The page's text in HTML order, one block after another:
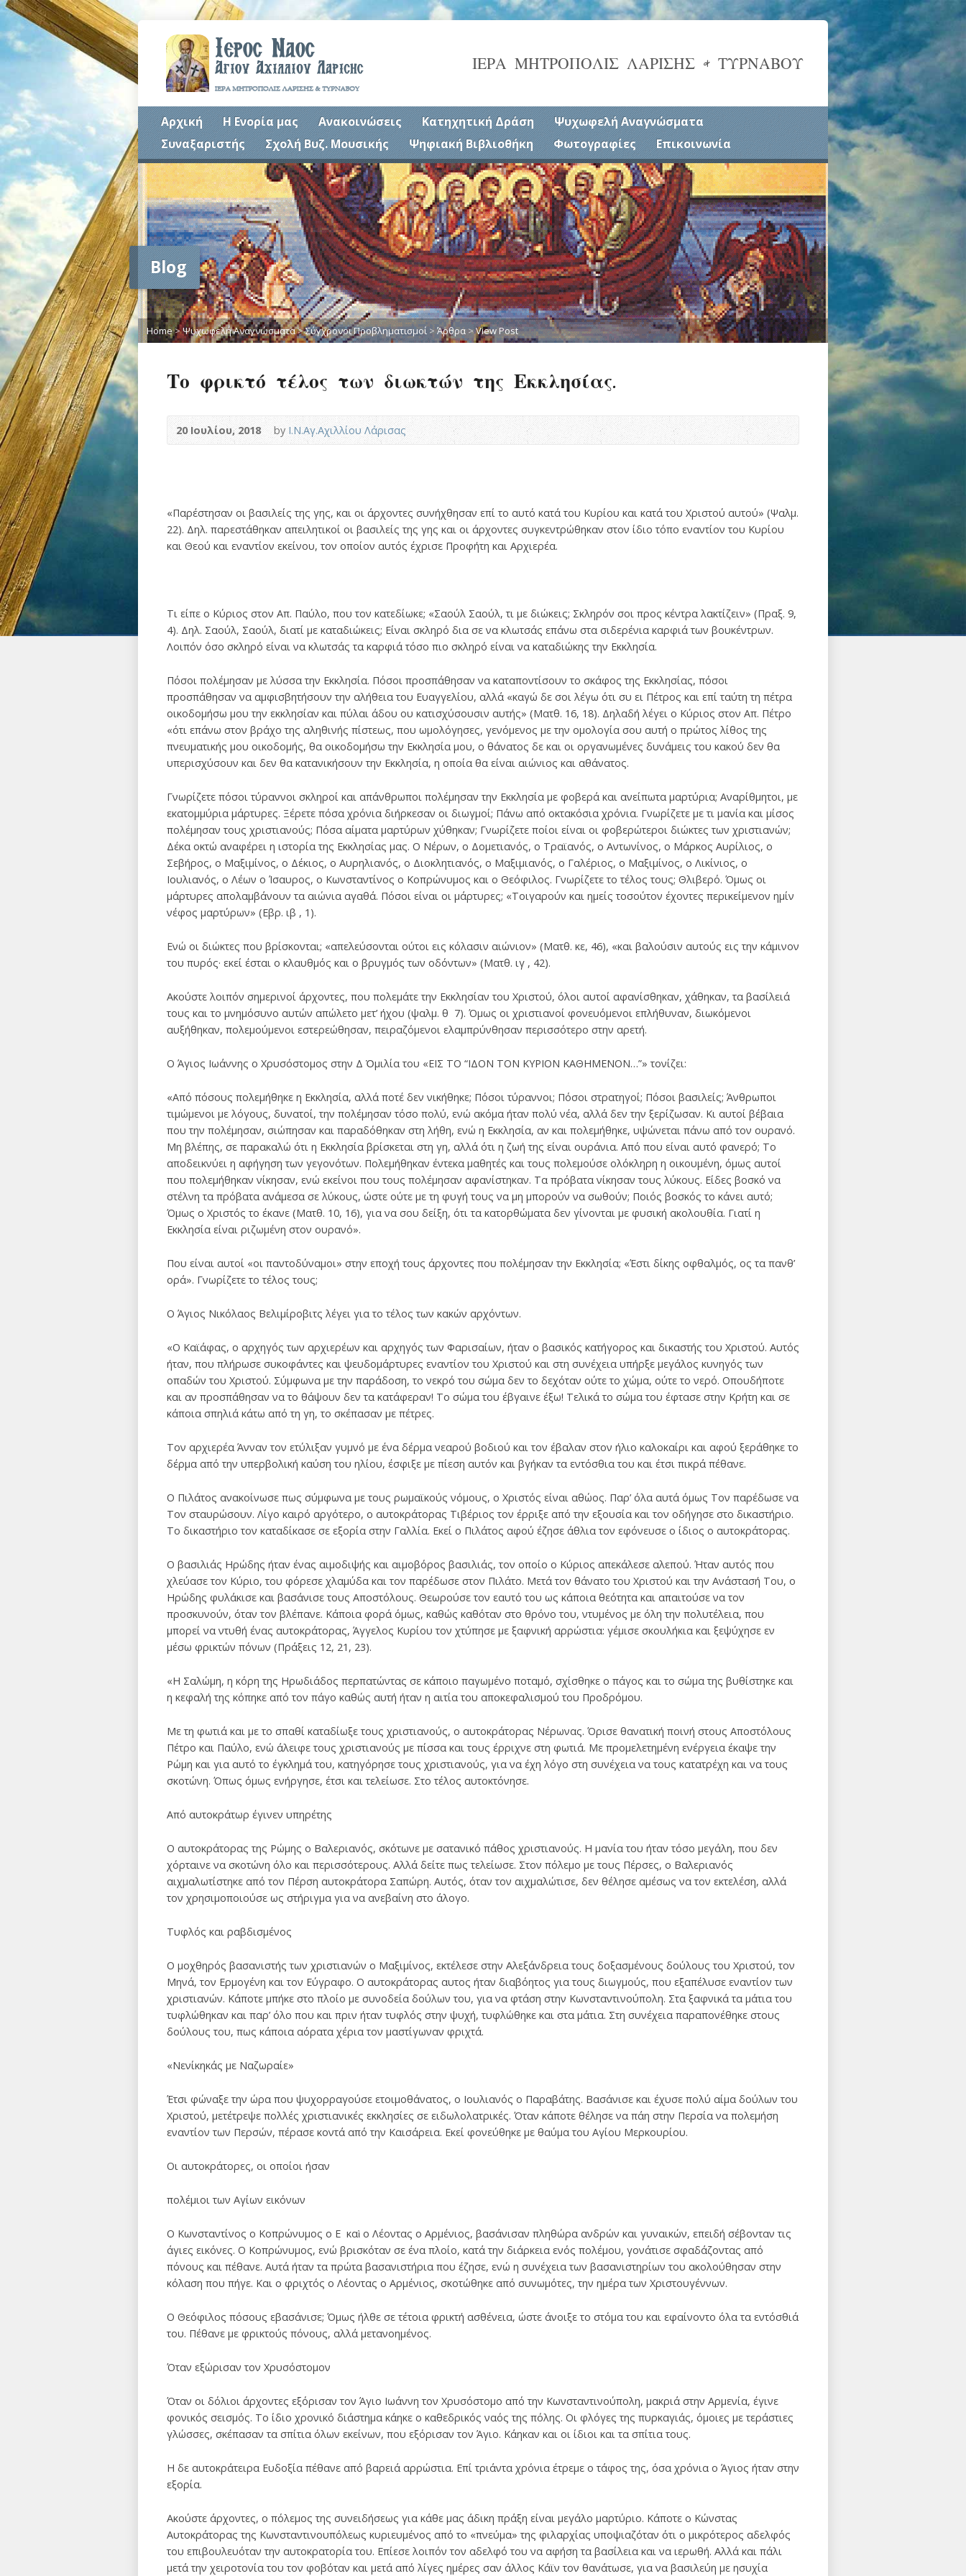
ΙΕΡΑ ΜΗΤΡΟΠΟΛΙΣ ΛΑΡΙΣΗΣ & ΤΥΡΝΑΒΟΥ
Αρχική Η Ενορία μας Ανακοινώσεις Κατηχητική Δράση
Ψυχωφελή Αναγνώσματα
Συναξαριστής
Σχολή Βυζ. Μουσικής Ψηφιακή Βιβλιοθήκη Φωτογραφίες Επικοινωνία
Blog
Home>Ψυχωφελή Αναγνώσματα>Σύγχρονοι Προβληματισμοί>Άρθρα>View Post
Το φρικτό τέλος των διωκτών της Εκκλησίας.
20 Ιουλίου, 2018 byΙ.Ν.Αγ.Αχιλλίου Λάρισας
«Παρέστησαν οι βασιλείς της γης, και οι άρχοντες συνήχθησαν επί το αυτό κατά του Κυρίου και κατά του Χριστού αυτού» (Ψαλμ.
22). Δηλ. παρεστάθηκαν απειλητικοί οι βασιλείς της γης και οι άρχοντες συγκεντρώθηκαν στον ίδιο τόπο εναντίον του Κυρίου
και Θεού και εναντίον εκείνου, τον οποίον αυτός έχρισε Προφήτη και Αρχιερέα.
Τι είπε ο Κύριος στον Απ. Παύλο, που τον κατεδίωκε; «Σαούλ Σαούλ, τι με διώκεις; Σκληρόν σοι προς κέντρα λακτίζειν» (Πραξ. 9,
4). Δηλ. Σαούλ, Σαούλ, διατί με καταδιώκεις; Είναι σκληρό δια σε να κλωτσάς επάνω στα σιδερένια καρφιά των βουκέντρων.
Λοιπόν όσο σκληρό είναι να κλωτσάς τα καρφιά τόσο πιο σκληρό είναι να καταδιώκης την Εκκλησία.
Πόσοι πολέμησαν με λύσσα την Εκκλησία. Πόσοι προσπάθησαν να καταποντίσουν το σκάφος της Εκκλησίας, πόσοι
προσπάθησαν να αμφισβητήσουν την αλήθεια του Ευαγγελίου, αλλά «καγώ δε σοι λέγω ότι συ ει Πέτρος και επί ταύτη τη πέτρα
οικοδομήσω μου την εκκλησίαν και πύλαι άδου ου κατισχύσουσιν αυτής» (Ματθ. 16, 18). Δηλαδή λέγει ο Κύριος στον Απ. Πέτρο
«ότι επάνω στον βράχο της αληθινής πίστεως, που ωμολόγησες, γενόμενος με την ομολογία σου αυτή ο πρώτος λίθος της
πνευματικής μου οικοδομής, θα οικοδομήσω την Εκκλησία μου, ο θάνατος δε και οι οργανωμένες δυνάμεις του κακού δεν θα
υπερισχύσουν και δεν θα κατανικήσουν την Εκκλησία, η οποία θα είναι αιώνιος και αθάνατος.
Γνωρίζετε πόσοι τύραννοι σκληροί και απάνθρωποι πολέμησαν την Εκκλησία με φοβερά και ανείπωτα μαρτύρια; Αναρίθμητοι, με
εκατομμύρια μάρτυρες. Ξέρετε πόσα χρόνια διήρκεσαν οι διωγμοί; Πάνω από οκτακόσια χρόνια. Γνωρίζετε με τι μανία και μίσος
πολέμησαν τους χριστιανούς; Πόσα αίματα μαρτύρων χύθηκαν; Γνωρίζετε ποίοι είναι οι φοβερώτεροι διώκτες των χριστιανών;
Δέκα οκτώ αναφέρει η ιστορία της Εκκλησίας μας. Ο Νέρων, ο Δομετιανός, ο Τραϊανός, ο Αντωνίνος, ο Μάρκος Αυρίλιος, ο
Σεβήρος, ο Μαξιμίνος, ο Δέκιος, ο Αυρηλιανός, ο Διοκλητιανός, ο Μαξιμιανός, ο Γαλέριος, ο Μαξιμίνος, ο Λικίνιος, ο
Ιουλιανός, ο Λέων ο Ίσαυρος, ο Κωνσταντίνος ο Κοπρώνυμος και ο Θεόφιλος. Γνωρίζετε το τέλος τους; Θλιβερό. Όμως οι
μάρτυρες απολαμβάνουν τα αιώνια αγαθά. Πόσοι είναι οι μάρτυρες; «Τοιγαρούν και ημείς τοσούτον έχοντες περικείμενον ημίν
νέφος μαρτύρων» (Εβρ. ιβ , 1).
Ενώ οι διώκτες που βρίσκονται; «απελεύσονται ούτοι εις κόλασιν αιώνιον» (Ματθ. κε, 46), «και βαλού­σιν αυτούς εις την κάμινον
του πυρός· εκεί έσται ο κλαυθμός και ο βρυγμός των οδόντων» (Ματθ. ιγ , 42).
Ακούστε λοιπόν σημερινοί άρχοντες, που πολεμάτε την Εκκλησίαν του Χριστού, όλοι αυτοί αφανίσθηκαν, χάθηκαν, τα βασίλειά
τους και το μνημόσυνο αυτών απώλετο μετ’ ήχου (ψαλμ. θ 7). Όμως οι χριστιανοί φονευόμενοι επλήθυναν, διωκόμενοι
αυξήθηκαν, πολεμούμενοι εστερεώθησαν, πειραζόμενοι ελαμπρύνθησαν περισσότερο στην αρετή.
Ο Άγιος Ιωάννης ο Χρυσόστομος στην Δ Ὁμιλία του «ΕΙΣ ΤΟ “ΙΔΟΝ ΤΟΝ ΚΥΡΙΟΝ ΚΑΘΗΜΕΝΟΝ…”» τονίζει:
«Από πόσους πολεμήθηκε η Εκκλησία, αλλά ποτέ δεν νικήθηκε; Πόσοι τύραννοι; Πόσοι στρατηγοί; Πόσοι βασιλείς; Άνθρωποι
τιμώμενοι με λόγους, δυνατοί, την πολέμησαν τόσο πολύ, ενώ ακόμα ήταν πολύ νέα, αλλά δεν την ξερίζωσαν. Κι αυτοί βέβαια
που την πολέμησαν, σιώπησαν και παραδόθηκαν στη λήθη, ενώ η Εκκλησία, αν και πολεμήθηκε, υψώνεται πάνω από τον ουρανό.
Μη βλέπης, σε παρακαλώ ότι η Εκκλησία βρίσκεται στη γη, αλλά ότι η ζωή της είναι ουράνια. Από που είναι αυτό φανερό; Το
αποδεικνύει η αφήγηση των γεγονότων. Πολεμήθηκαν έντεκα μαθητές και τους πολεμούσε ολόκληρη η οικουμένη, όμως αυτοί
που πολεμήθηκαν νίκησαν, ενώ εκείνοι που τους πολέμησαν αφανίστηκαν. Τα πρόβατα νίκησαν τους λύκους. Είδες βοσκό να
στέλνη τα πρόβατα ανάμεσα σε λύκους, ώστε ούτε με τη φυγή τους να μη μπορούν να σωθούν; Ποιός βοσκός το κάνει αυτό;
Όμως ο Χριστός το έκανε (Ματθ. 10, 16), για να σου δείξη, ότι τα κατορθώματα δεν γίνονται με φυσική ακολουθία. Γιατί η
Εκκλησία είναι ριζωμένη στον ουρανό».
Που είναι αυτοί «οι παντοδύναμοι» στην εποχή τους άρχοντες που πολέμησαν την Εκκλησία; «Έστι δίκης οφθαλμός, ος τα πανθ’
ορά». Γνωρίζετε το τέλος τους;
Ο Άγιος Νικόλαος Βελιμίροβιτς λέγει για το τέλος των κακών αρχόντων.
«Ο Καϊάφας, ο αρχηγός των αρχιερέων και αρχηγός των Φαρισαίων, ήταν ο βασικός κατήγορος και δικαστής του Χριστού. Αυτός
ήταν, που πλήρωσε συκοφάντες και ψευδομάρτυρες εναντίον του Χριστού και στη συνέχεια υπήρξε μεγάλος κυνηγός των
οπαδών του Χριστού. Σύμφωνα με την παράδοση, το νεκρό του σώμα δεν το δεχόταν ούτε το χώμα, ούτε το νερό. Οπουδήποτε
και αν προσπάθησαν να το θάψουν δεν τα κατάφεραν! Το σώμα του έβγαινε έξω! Τελικά το σώμα του έφτασε στην Κρήτη και σε
κάποια σπηλιά κάτω από τη γη, το σκέπασαν με πέτρες.
Τον αρχιερέα Άνναν τον ετύλιξαν γυμνό με ένα δέρμα νεαρού βοδιού και τον έβαλαν στον ήλιο καλοκαίρι και αφού ξεράθηκε το
δέρμα από την υπερβολική καύση του ηλίου, έσφιξε με πίεση αυτόν και βγήκαν τα εντόσθια του και έτσι πικρά πέθανε.
Ο Πιλάτος ανακοίνωσε πως σύμφωνα με τους ρωμαϊκούς νόμους, ο Χριστός είναι αθώος. Παρ’ όλα αυτά όμως Τον παρέδωσε να
Τον σταυρώσουν. Λίγο καιρό αργότερο, ο αυτοκράτορας Τιβέριος τον έρριξε από την εξουσία και τον οδήγησε στο δικαστήριο.
Το δικαστήριο τον καταδίκασε σε εξορία στην Γαλλία. Εκεί ο Πιλάτος αφού έζησε άθλια τον εφόνευσε ο ίδιος ο αυτοκράτορας.
Ο βασιλιάς Ηρώδης ήταν ένας αιμοδιψής και αιμοβόρος βασιλιάς, τον οποίο ο Κύριος απεκάλεσε αλεπού. Ήταν αυτός που
χλεύασε τον Κύριο, του φόρεσε χλαμύδα και τον παρέδωσε στον Πιλάτο. Μετά τον θάνατο του Χριστού και την Ανάστασή Του, ο
Ηρώδης φυλάκισε και βασάνισε τους Αποστόλους. Θεωρούσε τον εαυτό του ως κάποια θεότητα και απαιτούσε να τον
προσκυνούν, όταν τον βλέπανε. Κάποια φορά όμως, καθώς καθόταν στο θρόνο του, ντυμένος με όλη την πολυτέλεια, που
μπορεί να ντυθή ένας αυτοκράτορας, Άγγελος Κυρίου τον χτύπησε με ξαφνική αρρώστια: γέμισε σκουλήκια και ξεψύχησε εν
μέσω φρικτών πόνων (Πράξεις 12, 21, 23).
«Η Σαλώμη, η κόρη της Ηρωδιάδος περπατώντας σε κάποιο παγωμένο ποταμό, σχίσθηκε ο πάγος και το σώμα της βυθίστηκε και
η κεφαλή της κόπηκε από τον πάγο καθώς αυτή ήταν η αιτία του αποκεφαλισμού του Προδρόμου.
Με τη φωτιά και με το σπαθί καταδίωξε τους χριστιανούς, ο αυτοκράτορας Νέρωνας. Όρισε θανατική ποινή στους Αποστόλους
Πέτρο και Παύλο, ενώ άλειφε τους χριστιανούς με πίσσα και τους έρριχνε στη φωτιά. Με προμελετημένη ενέργεια έκαψε την
Ρώμη και για αυτό το έγκλημά του, κατηγόρησε τους χριστιανούς, για να έχη λόγο στη συνέχεια να τους κατατρέχη και να τους
σκοτώνη. Όπως όμως ενήργησε, έτσι και τελείωσε. Στο τέλος αυτοκτόνησε.
Από αυτοκράτωρ έγινεν υπηρέτης
Ο αυτοκράτορας της Ρώμης ο Βαλεριανός, σκότωνε με σατανικό πάθος χριστιανούς. Η μανία του ήταν τόσο μεγάλη, που δεν
χόρταινε να σκοτώνη όλο και περισσότερους. Αλλά δείτε πως τελείωσε. Στον πόλεμο με τους Πέρσες, ο Βαλεριανός
αιχμαλωτίστηκε από τον Πέρση αυτοκράτορα Σαπώρη. Αυτός, όταν τον αιχμαλώτισε, δεν θέλησε αμέσως να τον εκτελέση, αλλά
τον χρησιμοποιούσε ως στήριγμα για να ανεβαίνη στο άλογο.
Τυφλός και ραβδισμένος
Ο μοχθηρός βασανιστής των χριστιανών ο Μαξιμίνος, εκτέλεσε στην Αλεξάνδρεια τους δοξασμένους δούλους του Χριστού, τον
Μηνά, τον Ερμογένη και τον Εύγραφο. Ο αυτοκράτορας αυτος ήταν διαβόητος για τους διωγμούς, που εξαπέλυσε εναντίον των
χριστιανών. Κάποτε μπήκε στο πλοίο με συνοδεία δούλων του, για να φτάση στην Κωνσταντινούπολη. Στα ξαφνικά τα μάτια του
τυφλώθηκαν και παρ’ όλο που και πριν ήταν τυφλός στην ψυχή, τυφλώθηκε και στα μάτια. Στη συνέχεια παραπονέθηκε στους
δούλους του, πως κάποια αόρατα χέρια τον μαστίγωναν φριχτά.
«Νενίκηκάς με Ναζωραίε»
Έτσι φώναξε την ώρα που ψυχορραγούσε ετοιμοθάνατος, ο Ιουλιανός ο Παραβάτης. Βασάνισε και έχυσε πολύ αίμα δούλων του
Χριστού, μετέτρεψε πολλές χριστιανικές εκκλησίες σε ειδωλολατρικές. Όταν κάποτε θέλησε να πάη στην Περσία να πολεμήση
εναντίον των Περσών, πέρασε κοντά από την Καισάρεια. Εκεί φονεύθηκε με θαύμα του Αγίου Μερκουρίου.
Οι αυτοκράτορες, οι οποίοι ήσαν
πολέμιοι των Αγίων εικόνων
Ο Κωνσταντίνος ο Κοπρώνυμος ο Ε καὶ ο Λέοντας ο Αρμένιος, βασάνισαν πληθώρα ανδρών και γυναικών, επειδή σέβονταν τις
άγιες εικόνες. Ο Κοπρώνυμος, ενώ βρισκόταν σε ένα πλοίο, κατά την διάρκεια ενός πολέμου, γονάτισε σφαδάζοντας από
πόνους και πέθανε. Αυτά ήταν τα πρώτα βασανιστήρια που έζησε, ενώ η συνέχεια των βασανιστηρίων του ακολούθησαν στην
κόλαση που πήγε. Και ο φριχτός ο Λέοντας ο Αρμένιος, σκοτώθηκε από συν­ωμότες, την ημέρα των Χριστουγέννων.
Ο Θεόφιλος πόσους εβασάνισε; Όμως ήλθε σε τέτοια φρικτή ασθένεια, ώστε άνοιξε το στόμα του και εφαίνοντο όλα τα εντόσθιά
του. Πέθανε με φρικτούς πόνους, αλλά μετανοημένος.
Όταν εξώρισαν τον Χρυσόστομον
Όταν οι δόλιοι άρχοντες εξόρισαν τον Άγιο Ιωάννη τον Χρυσόστομο από την Κωνσταντινούπολη, μακριά στην Αρμενία, έγινε
φονικός σεισμός. Το ίδιο χρονικό διάστημα κάηκε ο καθεδρικός ναός της πόλης. Οι φλόγες της πυρκαγιάς, όμοιες με τεράστιες
γλώσσες, σκέπασαν τα σπίτια όλων εκείνων, που εξόρισαν τον Άγιο. Κάηκαν και οι ίδιοι και τα σπίτια τους.
Η δε αυτοκράτειρα Ευδοξία πέθανε από βαρειά αρρώστια. Επί τριάντα χρόνια έτρεμε ο τάφος της, όσα χρόνια ο Άγιος ήταν στην
εξορία.
Ακούστε άρχοντες, ο πόλεμος της συνειδήσεως για κάθε μας άδικη πράξη είναι μεγάλο μαρτύριο. Κάποτε ο Κώνστας
Αυτοκράτορας της Κωνσταντινουπόλεως κυριευμένος από το «πνεύμα» της φιλαρχίας υποψιαζόταν ότι ο μικρότερος αδελφός
του επιβουλευόταν την αυτοκρατορία του. Επίεσε λοιπόν τον αδελφό του να αφήση τα βασίλεια και να ιερωθή. Αλλά και πάλι
μετά την χειροτονία του τον φοβόταν και μετά από λίγες ημέρες σαν άλλος Κάϊν τον θανάτωσε, για να βασιλεύη με ησυχία